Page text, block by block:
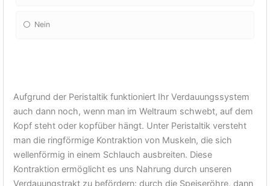
Nein
Aufgrund der Peristaltik funktioniert Ihr Verdauungssystem
auch dann noch, wenn man im Weltraum schwebt, auf dem
Kopf steht oder kopfüber hängt. Unter Peristaltik versteht
man die ringförmige Kontraktion von Muskeln, die sich
wellenförmig in einem Schlauch ausbreiten. Diese
Kontraktion ermöglicht es uns Nahrung durch unseren
Verdauungstrakt zu befördern: durch die Speiseröhre, dann